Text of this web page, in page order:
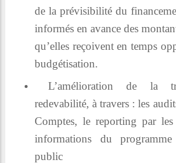
de la prévisibilité du
informés en avance des
qu’elles reçoivent en temps
budgétisation.
L’amélioration de la
redevabilité, à travers : les
Comptes, le reporting par les
informations du programme
public